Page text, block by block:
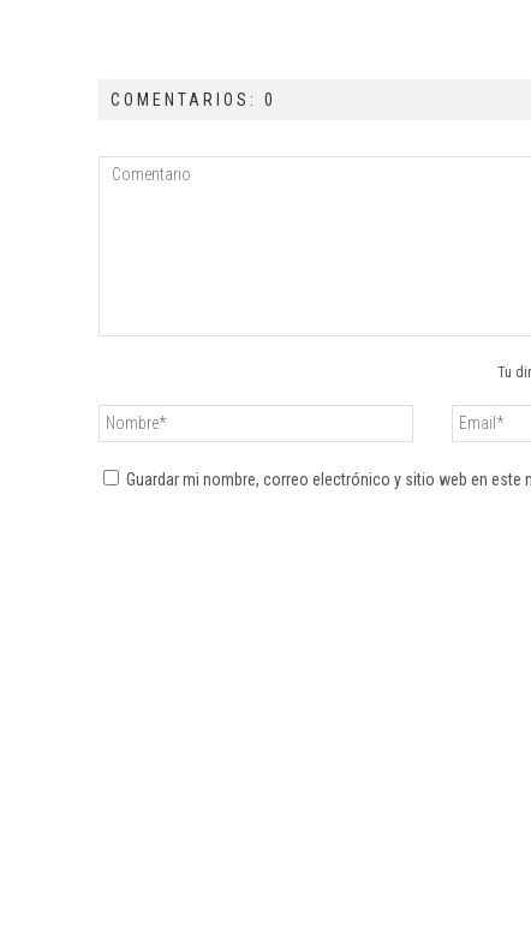
COMENTARIOS: 0
Tu
Guardar mi nombre, correo electrónico y sitio web en este